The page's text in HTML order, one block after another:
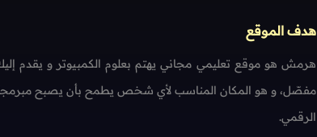
هدف الموقع
هرمش هو موقع تعليمي مجاني يهتم بعلوم الكمبيوتر و يقدم
مفصّل، و هو المكان المناسب لأي شخص يطمح بأن يصبح مبرمجاً
الرقمي.